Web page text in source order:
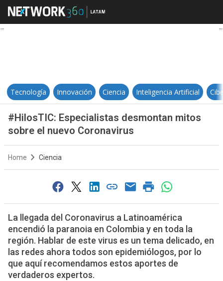
#HilosTIC: Especialistas
Tecnología Innovación Ciencia Inteligencia Artificial
#HilosTIC: Especialistas desmontan mitos
sobre el nuevo Coronavirus
Home Ciencia
La llegada del Coronavirus a Latinoamérica
encendió la paranoia en Colombia y en toda la
región. Hablar de este virus es un tema delicado, en
las redes ahora todos son epidemiólogos, por lo
que aquí recomendamos estos aportes de
verdaderos expertos.